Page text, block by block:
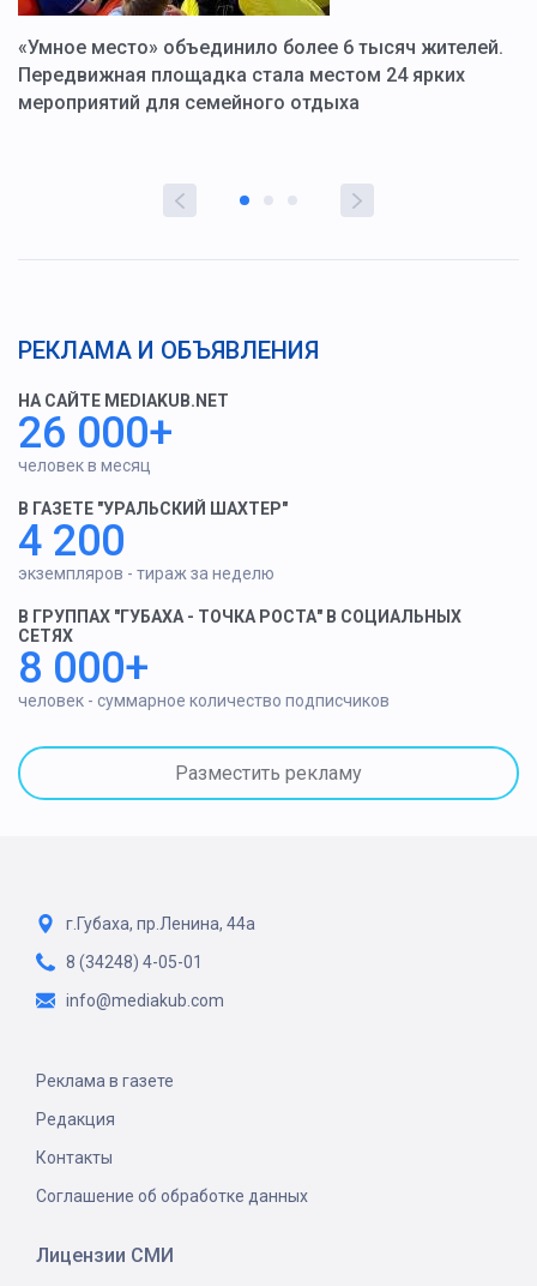
«Умное место» объединило более 6 тысяч жителей.
Передвижная площадка стала местом 24 ярких
мероприятий для семейного отдыха
РЕКЛАМА И ОБЪЯВЛЕНИЯ
НА САЙТЕ MEDIAKUB.NET
26 000+
человек в месяц
В ГАЗЕТЕ "УРАЛЬСКИЙ ШАХТЕР"
4 200
экземпляров - тираж за неделю
В ГРУППАХ "ГУБАХА - ТОЧКА РОСТА" В СОЦИАЛЬНЫХ
СЕТЯХ
8 000+
человек - суммарное количество подписчиков
Разместить рекламу
г.Губаха, пр.Ленина, 44а
8 (34248) 4-05-01
info@mediakub.com
Реклама в газете
Редакция
Контакты
Соглашение об обработке данных
Лицензии СМИ